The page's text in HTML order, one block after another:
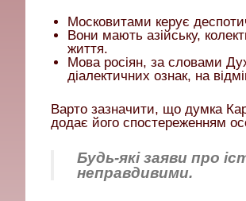
Московитами керує
Вони мають азійську,
життя.
Мова росіян, за словами
діалектичних ознак, на
Варто зазначити, що думка
додає його спостереженням
Будь-які заяви про
неправдивими.